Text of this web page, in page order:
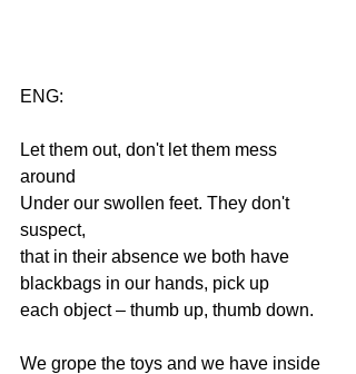
ENG:
Let them out, don't let them mess
around
Under our swollen feet. They don't
suspect,
that in their absence we both have
blackbags in our hands, pick up
each object – thumb up, thumb down.
We grope the toys and we have inside